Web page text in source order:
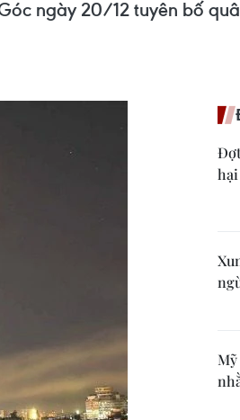
ngày 20/12 tuyên bố